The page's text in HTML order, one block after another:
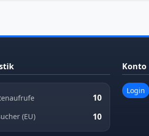
10
(EU) 10
Konto
Login